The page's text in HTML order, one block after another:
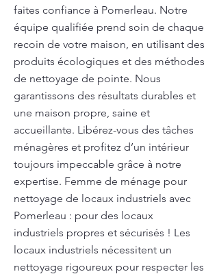
faites confiance à Pomerleau. Notre
équipe qualifiée prend soin de chaque
recoin de votre maison, en utilisant des
produits écologiques et des méthodes
de nettoyage de pointe. Nous
garantissons des résultats durables et
une maison propre, saine et
accueillante. Libérez-vous des tâches
ménagères et profitez d’un intérieur
toujours impeccable grâce à notre
expertise. Femme de ménage pour
nettoyage de locaux industriels avec
Pomerleau : pour des locaux
industriels propres et sécurisés ! Les
locaux industriels nécessitent un
nettoyage rigoureux pour respecter les